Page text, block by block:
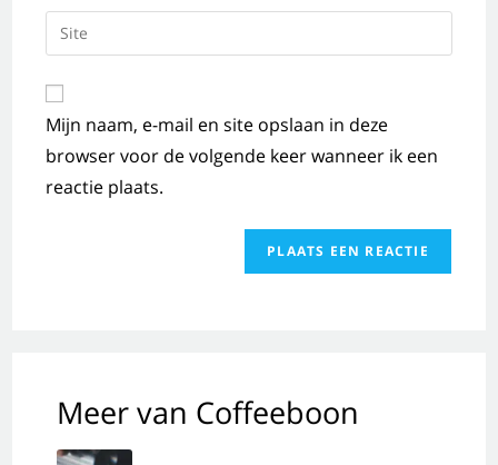
Mijn naam, e-mail en site opslaan in deze
browser voor de volgende keer wanneer ik een
reactie plaats.
Meer van Coffeeboon